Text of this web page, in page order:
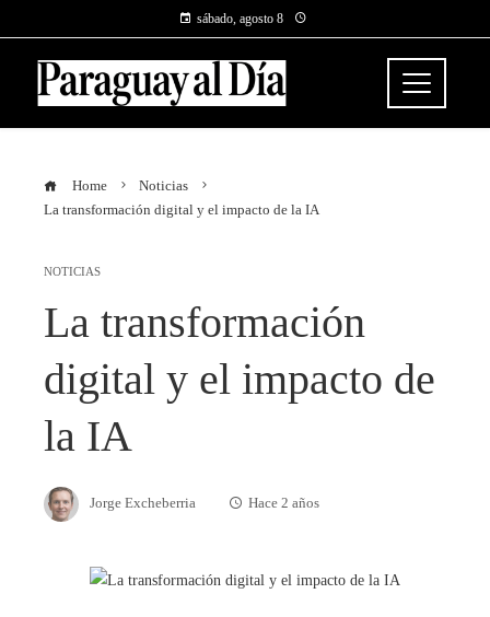
sábado, agosto 8
Home
Noticias
La transformación digital y el impacto de la IA
NOTICIAS
La transformación
digital y el impacto de
la IA
Jorge Excheberria Hace 2 años